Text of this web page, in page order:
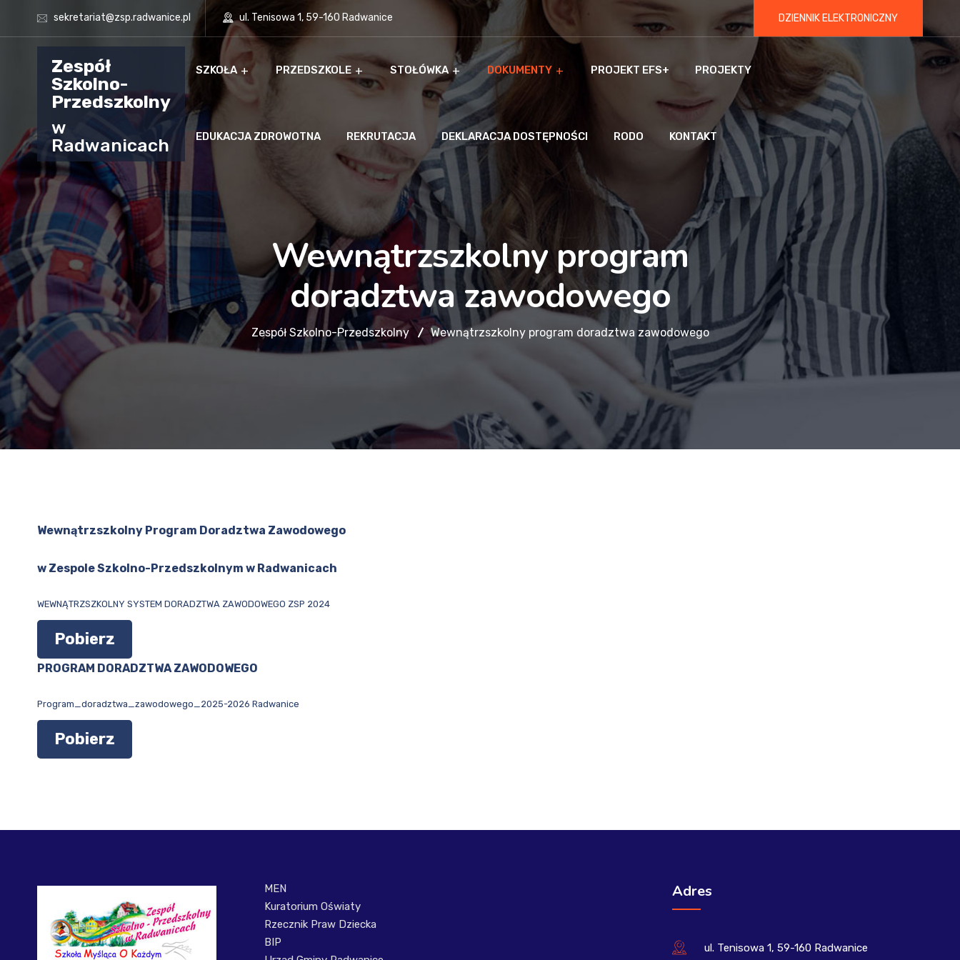
sekretariat@zsp.radwanice.pl ul. Tenisowa 1, 59-160 Radwanice DZIENNIK ELEKTRONICZNY
Zespół
Szkolno-
Przedszkolny
w
Radwanicach
SZKOŁA PRZEDSZKOLE STOŁÓWKA DOKUMENTY PROJEKT EFS+ PROJEKTY
EDUKACJA ZDROWOTNA REKRUTACJA DEKLARACJA DOSTĘPNOŚCI RODO KONTAKT
Wewnątrzszkolny program
doradztwa zawodowego
Zespół Szkolno-Przedszkolny Wewnątrzszkolny program doradztwa zawodowego
Wewnątrzszkolny Program Doradztwa Zawodowego
w Zespole Szkolno-Przedszkolnym w Radwanicach
WEWNĄTRZSZKOLNY SYSTEM DORADZTWA ZAWODOWEGO ZSP 2024
Pobierz
PROGRAM DORADZTWA ZAWODOWEGO
Program_doradztwa_zawodowego_2025-2026 Radwanice
Pobierz
MEN
Kuratorium Oświaty
Rzecznik Praw Dziecka
BIP
Adres
ul. Tenisowa 1, 59-160 Radwanice